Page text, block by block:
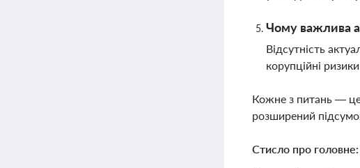
Чому важлива
Відсутність
корупційні
Кожне з питань — це
розширений
Стисло про головне: